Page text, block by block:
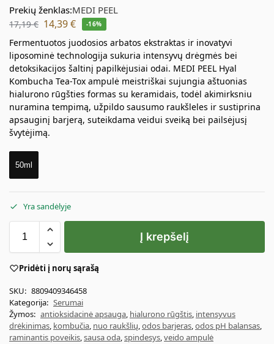
Prekių ženklas:MEDI PEEL
17,19€ 14,39€ -16%
Fermentuotos juodosios arbatos ekstraktas ir inovatyvi
liposominė technologija sukuria intensyvų drėgmės bei
detoksikacijos šaltinį papilkėjusiai odai. MEDI PEEL Hyal
Kombucha Tea-Tox ampulė meistriškai sujungia aštuonias
hialurono rūgšties formas su keramidais, todėl akimirksniu
nuramina tempimą, užpildo sausumo raukšleles ir sustiprina
apsauginį barjerą, suteikdama veidui sveiką bei pailsėjusį
švytėjimą.
50ml
Yra sandėlyje
Į krepšelį
Pridėti į norų sąrašą
SKU: 8809409346458
Kategorija: Serumai
Žymos: antioksidacinė apsauga, hialurono rūgštis, intensyvus
drėkinimas, kombučia, nuo raukšlių,odos barjeras,odos pH balansas,
raminantis poveikis,sausa oda,spindesys,veido ampulė